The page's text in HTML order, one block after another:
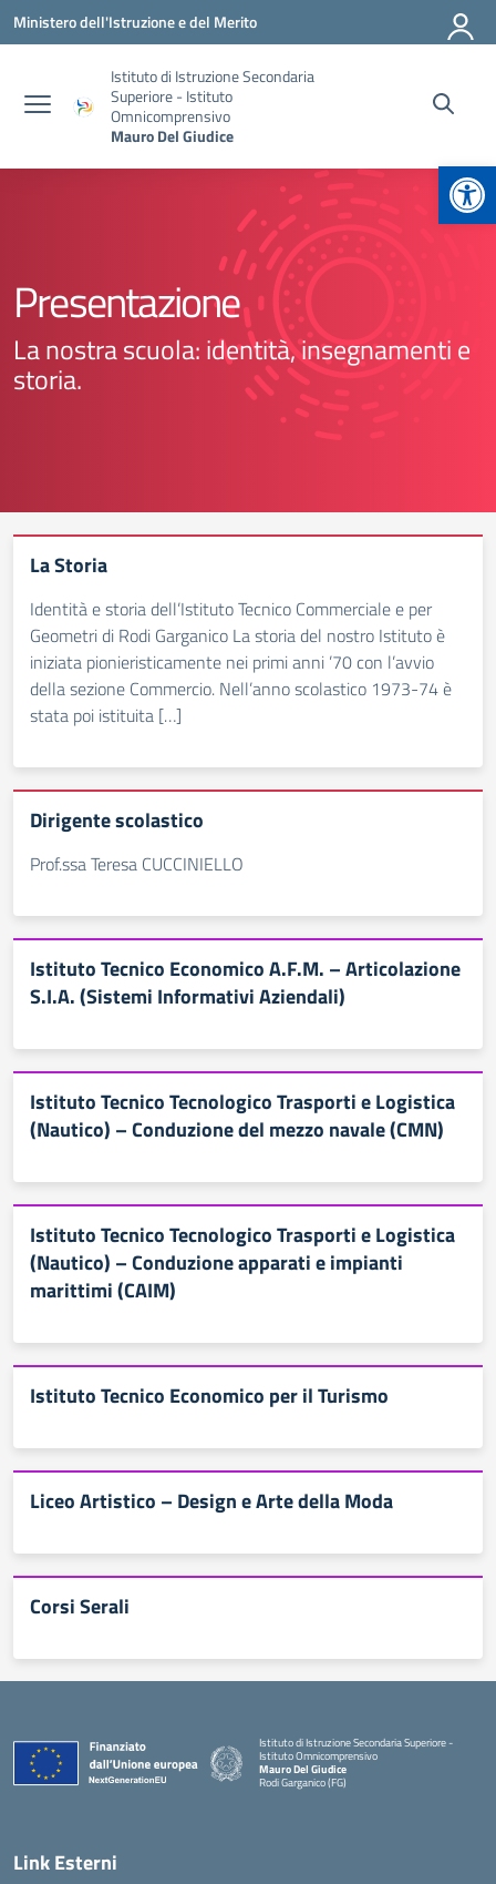
Vai ai contenuti
Vai al menu di navigazione
Vai al footer
Ministero dell'Istruzione e del Merito
Istituto di Istruzione Secondaria
Superiore - Istituto
Omnicomprensivo
Mauro Del Giudice
Presentazione
La nostra scuola: identità, insegnamenti e
storia.
La Storia
Identità e storia dell’Istituto Tecnico Commerciale e per
Geometri di Rodi Garganico La storia del nostro Istituto è
iniziata pionieristicamente nei primi anni ’70 con l’avvio
della sezione Commercio. Nell’anno scolastico 1973-74 è
stata poi istituita […]
Dirigente scolastico
Prof.ssa Teresa CUCCINIELLO
Istituto Tecnico Economico A.F.M. – Articolazione
S.I.A. (Sistemi Informativi Aziendali)
Istituto Tecnico Tecnologico Trasporti e Logistica
(Nautico) – Conduzione del mezzo navale (CMN)
Istituto Tecnico Tecnologico Trasporti e Logistica
(Nautico) – Conduzione apparati e impianti
marittimi (CAIM)
Istituto Tecnico Economico per il Turismo
Liceo Artistico – Design e Arte della Moda
Corsi Serali
Istituto di Istruzione Secondaria Superiore -
Istituto Omnicomprensivo
Mauro Del Giudice
Rodi Garganico (FG)
— Visita la pagina iniziale della scuola
Link Esterni